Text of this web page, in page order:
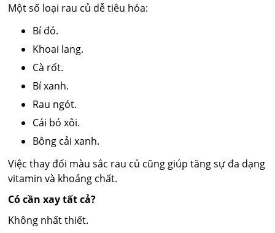
Một số loại rau củ dễ tiêu hóa:
Bí đỏ.
Khoai lang.
Cà rốt.
Bí xanh.
Rau ngót.
Cải bó xôi.
Bông cải xanh.
Việc thay đổi màu sắc rau củ cũng giúp tăng sự đa dạng
vitamin và khoáng chất.
Có cần xay tất cả?
Không nhất thiết.